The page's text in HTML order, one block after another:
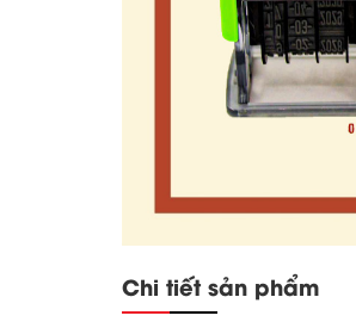
Chi tiết sản phẩm